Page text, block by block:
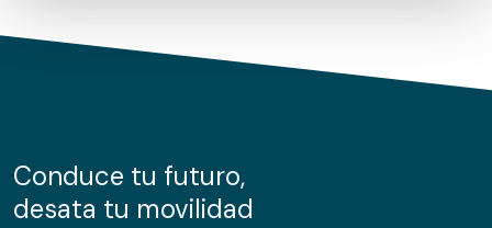
de cookies.
información sobre el uso que haga del sitio web con
nuestros partners de redes sociales, publicidad y análisis
Conduce tu futuro,
desata tu movilidad